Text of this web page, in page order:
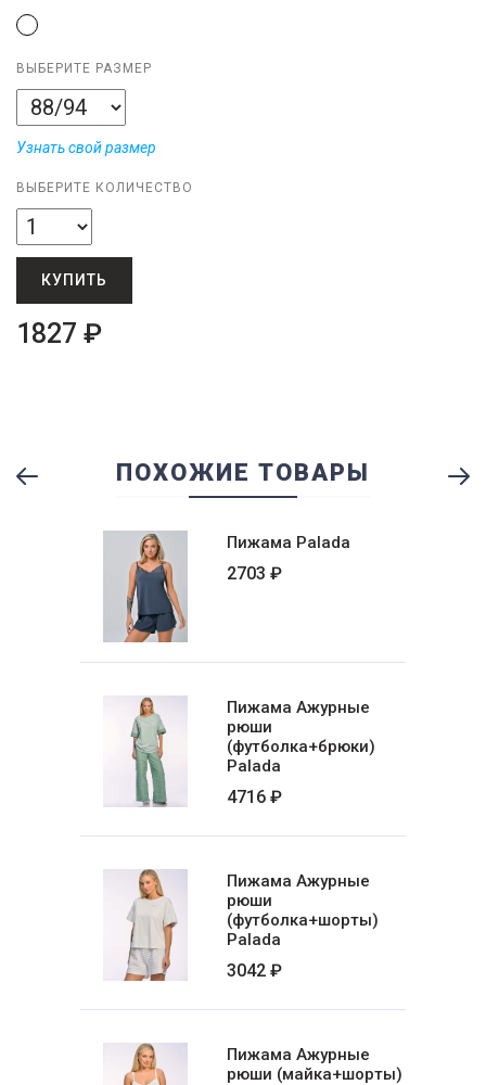
ВЫБЕРИТЕ РАЗМЕР
Узнать свой размер
ВЫБЕРИТЕ КОЛИЧЕСТВО
КУПИТЬ
1827 ₽
ПОХОЖИЕ ТОВАРЫ
Пижама Palada
2703 ₽
Пижама Ажурные
рюши
(футболка+брюки)
Palada
4716 ₽
Пижама Ажурные
рюши
(футболка+шорты)
Palada
3042 ₽
Пижама Ажурные
рюши (майка+шорты)
Previous